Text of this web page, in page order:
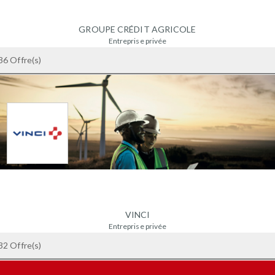
GROUPE CRÉDIT AGRICOLE
Entreprise privée
Offre(s)
VINCI
Entreprise privée
Offre(s)